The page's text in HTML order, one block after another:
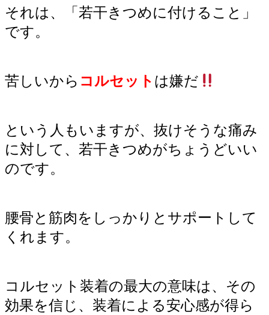
それは、「若干きつめに付けること」
です。
苦しいから コルセット は嫌だ
という人もいますが、抜けそうな痛み
に対して、若干きつめがちょうどいい
のです。
腰骨と筋肉をしっかりとサポートして
くれます。
コルセット装着の最大の意味は、その
効果を信じ、装着による安心感が得ら